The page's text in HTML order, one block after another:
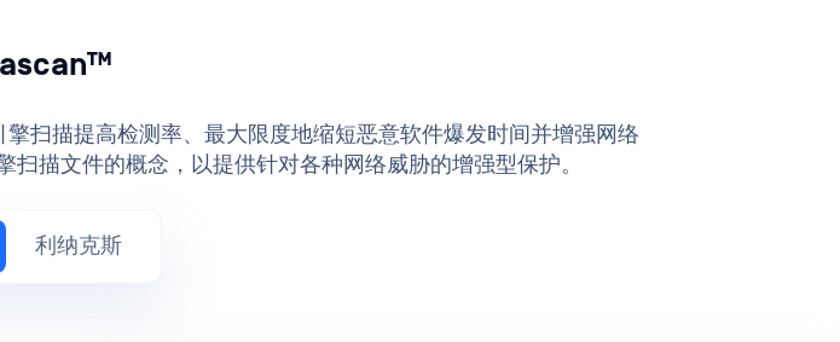
扫描提高检测率、最大限度地缩短恶意软件爆发时间并增强网络
扫描文件的概念，以提供针对各种网络威胁的增强型保护。
利纳克斯